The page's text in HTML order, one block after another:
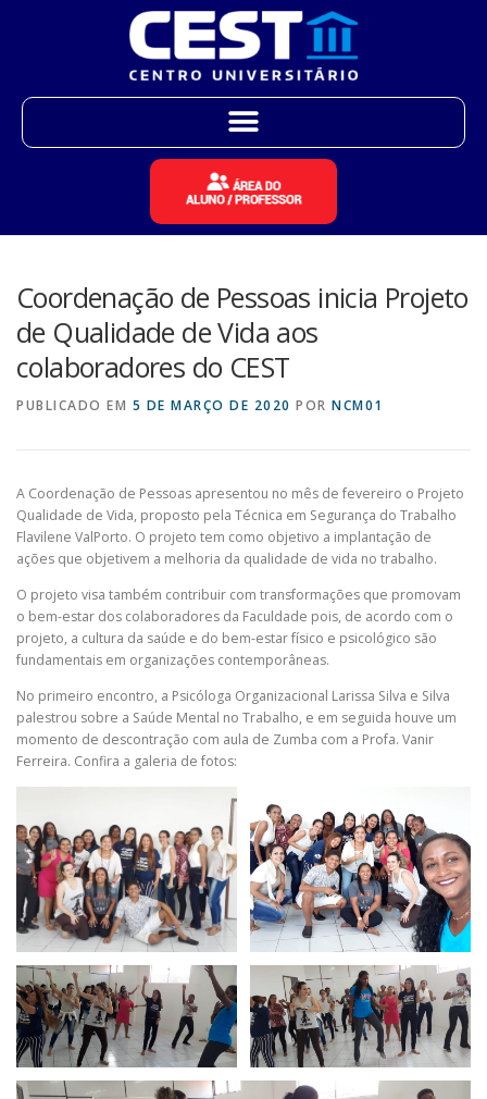
Coordenação de Pessoas inicia Projeto
de Qualidade de Vida aos
colaboradores do CEST
PUBLICADO EM 5 DE MARÇO DE 2020 POR NCM01
A Coordenação de Pessoas apresentou no mês de fevereiro o Projeto
Qualidade de Vida, proposto pela Técnica em Segurança do Trabalho
Flavilene ValPorto. O projeto tem como objetivo a implantação de
ações que objetivem a melhoria da qualidade de vida no trabalho.
O projeto visa também contribuir com transformações que promovam
o bem-estar dos colaboradores da Faculdade pois, de acordo com o
projeto, a cultura da saúde e do bem-estar físico e psicológico são
fundamentais em organizações contemporâneas.
No primeiro encontro, a Psicóloga Organizacional Larissa Silva e Silva
palestrou sobre a Saúde Mental no Trabalho, e em seguida houve um
momento de descontração com aula de Zumba com a Profa. Vanir
Ferreira. Confira a galeria de fotos: